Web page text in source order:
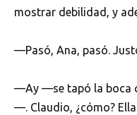
mostrar debilidad, y
—Pasó, Ana, pasó.
—Ay —se tapó la boca
—. Claudio, ¿cómo?